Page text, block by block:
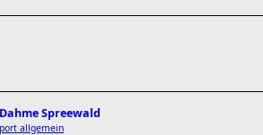
Spreewald
allgemein